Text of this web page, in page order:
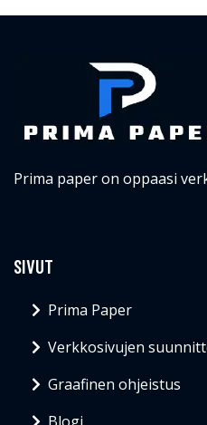
Prima paper on oppaasi
SIVUT
Prima Paper
Verkkosivujen
Graafinen ohjeistus